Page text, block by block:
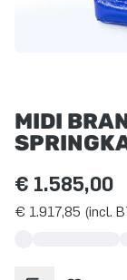
MIDI
€ 1.585,00
€ 1.917,85 (incl.